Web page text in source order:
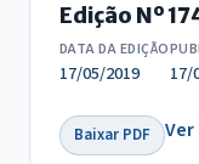
Edição Nº
DATA DA EDIÇÃO
17/05/2019 17/
Baixar PDF